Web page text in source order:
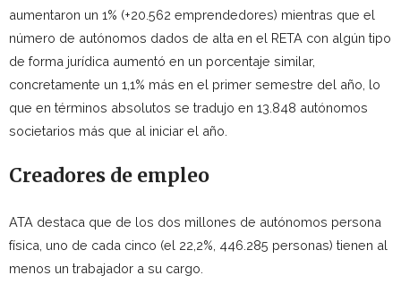
aumentaron un 1% (+20.562 emprendedores) mientras que el
número de autónomos dados de alta en el RETA con algún tipo
de forma jurídica aumentó en un porcentaje similar,
concretamente un 1,1% más en el primer semestre del año, lo
que en términos absolutos se tradujo en 13.848 autónomos
societarios más que al iniciar el año.
Creadores de empleo
ATA destaca que de los dos millones de autónomos persona
física, uno de cada cinco (el 22,2%, 446.285 personas) tienen al
menos un trabajador a su cargo.